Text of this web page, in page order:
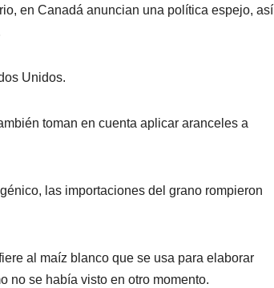
en Canadá anuncian una política espejo, así
Unidos.
toman en cuenta aplicar aranceles a
las importaciones del grano rompieron
al maíz blanco que se usa para elaborar
no se había visto en otro momento.